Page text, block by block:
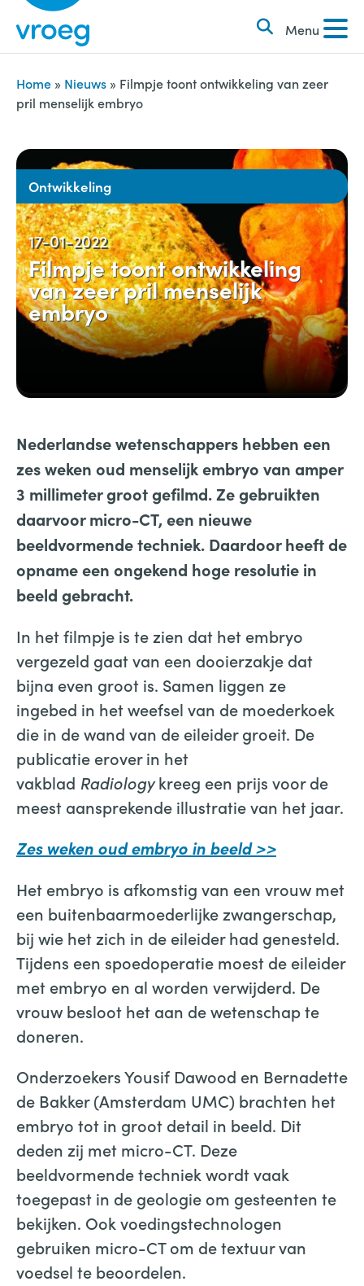
i
Menu
k
e
n
n
a
r
:
Home » Nieuws » Filmpje toont ontwikkeling van zeer
pril menselijk embryo
Ontwikkeling
17-01-2022
Filmpje toont ontwikkeling
van zeer pril menselijk
embryo
Nederlandse wetenschappers hebben een
zes weken oud menselijk embryo van amper
3 millimeter groot gefilmd. Ze gebruikten
daarvoor micro-CT, een nieuwe
beeldvormende techniek. Daardoor heeft de
opname een ongekend hoge resolutie in
beeld gebracht.
In het filmpje is te zien dat het embryo
vergezeld gaat van een dooierzakje dat
bijna even groot is. Samen liggen ze
ingebed in het weefsel van de moederkoek
die in de wand van de eileider groeit. De
publicatie erover in het
vakblad Radiologykreeg een prijs voor de
meest aansprekende illustratie van het jaar.
Zes weken oud embryo in beeld >>
Het embryo is afkomstig van een vrouw met
een buitenbaarmoederlijke zwangerschap,
bij wie het zich in de eileider had genesteld.
Tijdens een spoedoperatie moest de eileider
met embryo en al worden verwijderd. De
vrouw besloot het aan de wetenschap te
doneren.
Onderzoekers Yousif Dawood en Bernadette
de Bakker (Amsterdam UMC) brachten het
embryo tot in groot detail in beeld. Dit
deden zij met micro-CT. Deze
beeldvormende techniek wordt vaak
toegepast in de geologie om gesteenten te
bekijken. Ook voedingstechnologen
gebruiken micro-CT om de textuur van
voedsel te beoordelen.